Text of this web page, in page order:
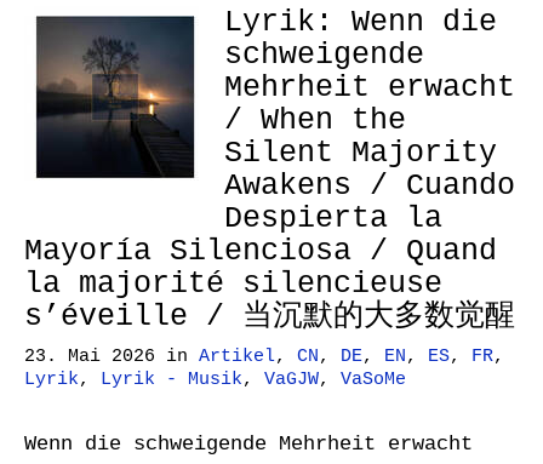
Lyrik: Wenn die
schweigende
Mehrheit erwacht
/ When the
Silent Majority
Awakens / Cuando
Despierta la
Mayoría Silenciosa / Quand
la majorité silencieuse
s’éveille / 当沉默的大多数觉醒
23. Mai 2026 in Artikel, CN, DE, EN, ES, FR,
Lyrik, Lyrik - Musik, VaGJW, VaSoMe
Wenn die schweigende Mehrheit erwacht